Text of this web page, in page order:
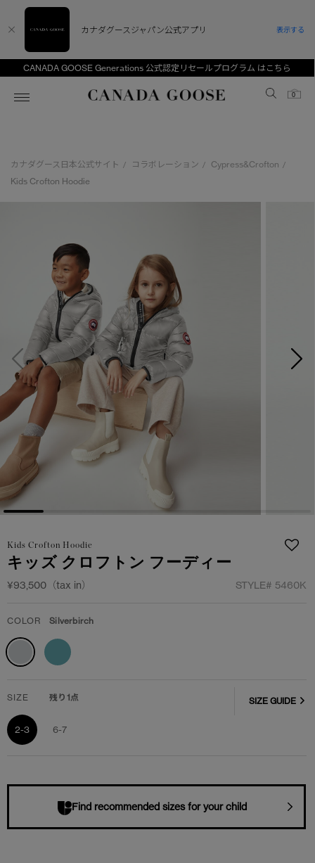
CANADA GOOSE Generations 公式認定リセールプログラム はこちら
Canada Goose
0
スノーグース
スプリングコレクション
ウィメンズ TOP
FW26コレクション
サマー 26 コレクション
サマー 26 コレクションLOOK
日本限定モデル
スノーグース
メイドインジャパンTシャツ
アウターウェア
アクセサリー
フットウェア
コレクション
メンズ TOP
FW26コレクション
サマー 26 コレクション
サマー 26 コレクションLOOK
日本限定モデル
スノーグース
メイドインジャパンTシャツ
アウターウェア
アクセサリー
フットウェア
コレクション
キッズ TOP
ユース（6＋歳)
コレクション
CANADA GOOSE Generationsは、アウター
ウェアの下取り・再販を通じて、長く愛される製
品の価値を受け継いでいきます。
アーカイブの希少なピースもご覧いただけます。
詳しく見る
下取り申請
カナダグース日本公式サイト / コラボレーション / Cypress&Crofton /
Kids Crofton Hoodie
Kids Crofton Hoodie
キッズ クロフトン フーディー
¥93,500（tax in） STYLE# 5460K
COLOR Silverbirch
SIZE 残り1点
2-3 6-7
SIZE GUIDE
Find recommended sizes for your child
カナダグースジャパン公式アプリ 表示する